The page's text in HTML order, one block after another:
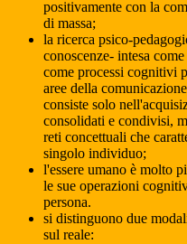
positivamente con la
di massa;
la ricerca psico-
conoscenze- intesa
come processi cognitivi
aree della
consiste solo
consolidati e condivisi,
reti concettuali che
singolo individuo;
l'essere umano è molto
le sue operazioni
persona.
si distinguono due
sul reale: